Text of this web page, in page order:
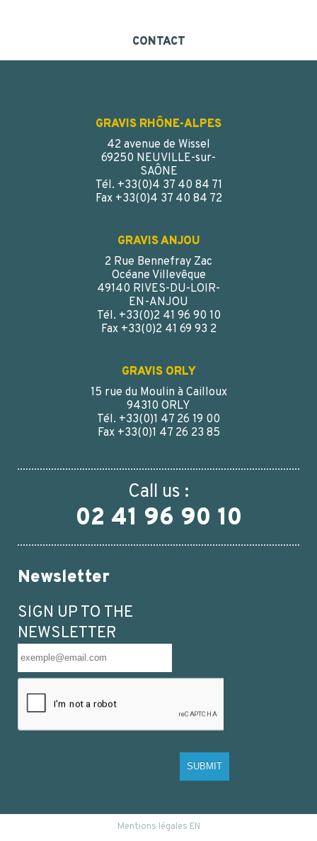
CONTACT
GRAVIS RHÔNE-ALPES
42 avenue de Wissel
69250 NEUVILLE-sur-
SAÔNE
Tél. +33(0)4 37 40 84 71
Fax +33(0)4 37 40 84 72
GRAVIS ANJOU
2 Rue Bennefray Zac
Océane Villevêque
49140 RIVES-DU-LOIR-
EN-ANJOU
Tél. +33(0)2 41 96 90 10
Fax +33(0)2 41 69 93 2
GRAVIS ORLY
15 rue du Moulin à Cailloux
94310 ORLY
Tél. +33(0)1 47 26 19 00
Fax +33(0)1 47 26 23 85
Call us :
02 41 96 90 10
Newsletter
SIGN UP TO THE
NEWSLETTER
SUBMIT
Mentions légales EN